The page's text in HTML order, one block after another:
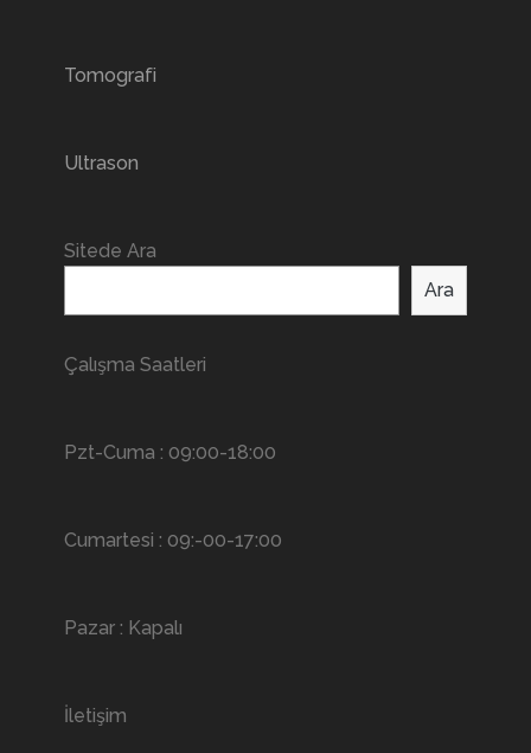
Tomografi
Ultrason
Sitede Ara
Ara
Çalışma Saatleri
Pzt-Cuma : 09:00-18:00
Cumartesi : 09:-00-17:00
Pazar : Kapalı
İletişim